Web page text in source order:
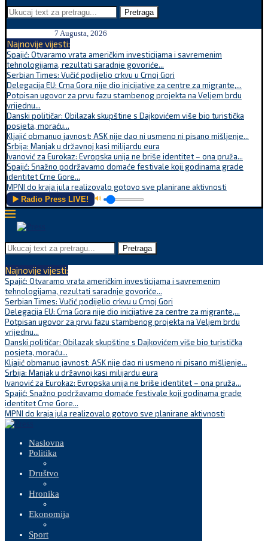
Pretraga
7 Augusta, 2026
Najnovije vijesti:
Spajić: Otvaramo vrata američkim investicijama i savremenim
tehnologijama, rezultati saradnje govoriće...
Serbian Times: Vučić podijelio crkvu u Crnoj Gori
Delegacija EU: Crna Gora nije dio inicijative za centre za migrante,...
Potpisan ugovor za prvu fazu stambenog projekta na Veljem brdu
vrijednu...
Danski političar: Obilazak skupštine s Dajkovićem više bio turistička
posjeta, moraću...
Kljajić obmanuo javnost: ASK nije dao ni usmeno ni pisano mišljenje...
Srbija: Manjak u državnoj kasi milijardu eura
Ivanović za Eurokaz: Evropska unija ne briše identitet – ona pruža...
Spajić: Snažno podržavamo domaće festivale koji godinama grade
identitet Crne Gore...
MPNI do kraja jula realizovalo gotovo sve planirane aktivnosti
▶️ Radio Press LIVE! 🔊
Pretraga
Najnovije vijesti:
Spajić: Otvaramo vrata američkim investicijama i savremenim
tehnologijama, rezultati saradnje govoriće...
Serbian Times: Vučić podijelio crkvu u Crnoj Gori
Delegacija EU: Crna Gora nije dio inicijative za centre za migrante,...
Potpisan ugovor za prvu fazu stambenog projekta na Veljem brdu
vrijednu...
Danski političar: Obilazak skupštine s Dajkovićem više bio turistička
posjeta, moraću...
Kljajić obmanuo javnost: ASK nije dao ni usmeno ni pisano mišljenje...
Srbija: Manjak u državnoj kasi milijardu eura
Ivanović za Eurokaz: Evropska unija ne briše identitet – ona pruža...
Spajić: Snažno podržavamo domaće festivale koji godinama grade
identitet Crne Gore...
MPNI do kraja jula realizovalo gotovo sve planirane aktivnosti
Naslovna
Politika
Društvo
Hronika
Ekonomija
Sport